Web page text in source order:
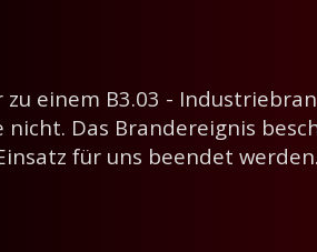
zu einem B3.03 -
Das Brandereignis
für uns beendet werden.